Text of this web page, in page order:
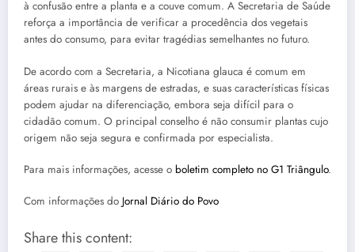
à confusão entre a planta e a couve comum. A Secretaria de Saúde
reforça a importância de verificar a procedência dos vegetais
antes do consumo, para evitar tragédias semelhantes no futuro.
De acordo com a Secretaria, a Nicotiana glauca é comum em
áreas rurais e às margens de estradas, e suas características físicas
podem ajudar na diferenciação, embora seja difícil para o
cidadão comum. O principal conselho é não consumir plantas cujo
origem não seja segura e confirmada por especialista.
Para mais informações, acesse o boletim completo no G1 Triângulo.
Com informações do Jornal Diário do Povo
Share this content: